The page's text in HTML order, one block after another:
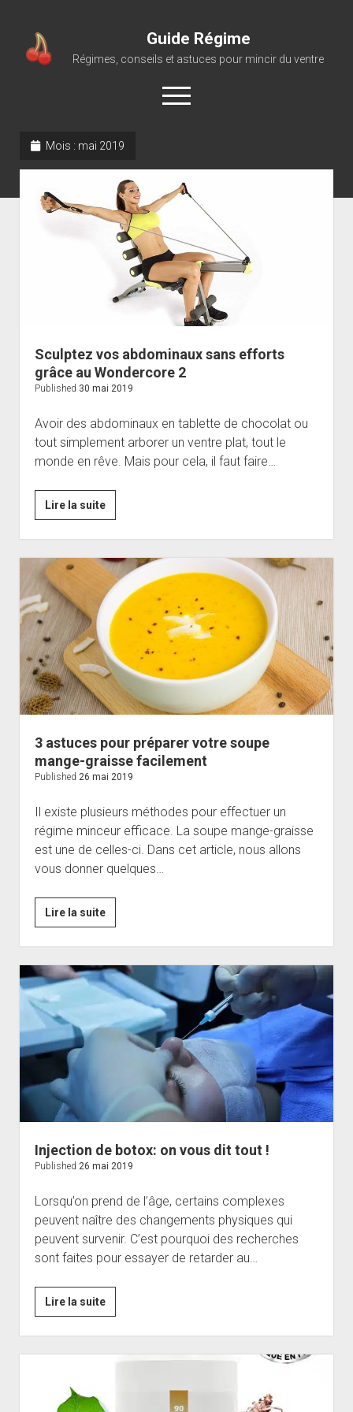
Guide Régime
Régimes, conseils et astuces pour mincir du ventre
open
menu
Mois : mai 2019
Sculptez vos abdominaux sans efforts
grâce au Wondercore 2
Published 30 mai 2019
Avoir des abdominaux en tablette de chocolat ou
tout simplement arborer un ventre plat, tout le
monde en rêve. Mais pour cela, il faut faire…
Lire la suiteSculptez
vos
abdominaux
sans
efforts
grâce
au
Wondercore
2
3 astuces pour préparer votre soupe
mange-graisse facilement
Published 26 mai 2019
Il existe plusieurs méthodes pour effectuer un
régime minceur efficace. La soupe mange-graisse
est une de celles-ci. Dans cet article, nous allons
vous donner quelques…
Lire la suite3
astuces
pour
préparer
votre
soupe
mange-
graisse
Injection de botox: on vous dit tout !
Published 26 mai 2019
Lorsqu’on prend de l’âge, certains complexes
peuvent naître des changements physiques qui
peuvent survenir. C’est pourquoi des recherches
sont faites pour essayer de retarder au…
Lire la suiteInjection
de
botox:
on